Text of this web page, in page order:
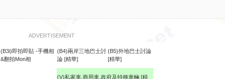
ADVERTISEMENT
(B3i)即拍即貼 -手機相
&翻拍Mon相
(B4)兩岸三地巴士討
論 [精華]
(B5)外地巴士討論
[精華]
(V)私家車,商用車,政府及特種車輛 [精